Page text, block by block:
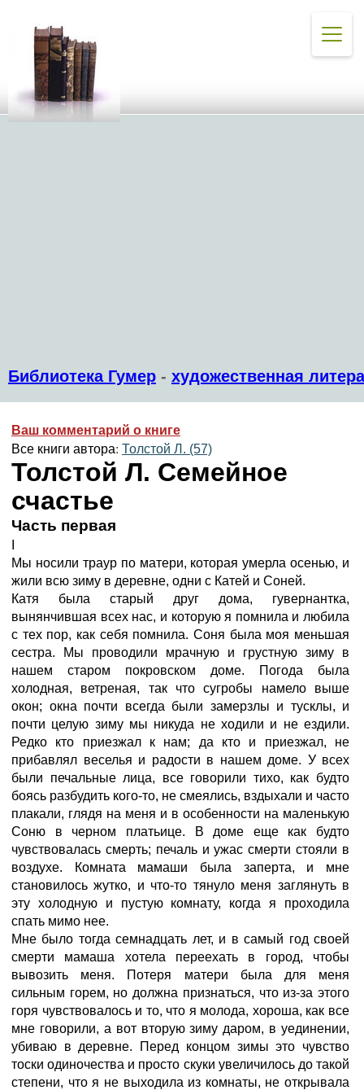
Библиотека Гумер - художественная
Ваш комментарий о книге
Все книги автора: Толстой Л. (57)
Толстой Л. Семейное
счастье
Часть первая
Мы носили траур по матери, которая умерла осенью, и
жили всю зиму в деревне, одни с Катей и Соней.
Катя была старый друг дома, гувернантка,
вынянчившая всех нас, и которую я помнила и любила
с тех пор, как себя помнила. Соня была моя меньшая
сестра. Мы проводили мрачную и грустную зиму в
нашем старом покровском доме. Погода была
холодная, ветреная, так что сугробы намело выше
окон; окна почти всегда были замерзлы и тусклы, и
почти целую зиму мы никуда не ходили и не ездили.
Редко кто приезжал к нам; да кто и приезжал, не
прибавлял веселья и радости в нашем доме. У всех
были печальные лица, все говорили тихо, как будто
боясь разбудить кого-то, не смеялись, вздыхали и часто
плакали, глядя на меня и в особенности на маленькую
Соню в черном платьице. В доме еще как будто
чувствовалась смерть; печаль и ужас смерти стояли в
воздухе. Комната мамаши была заперта, и мне
становилось жутко, и что-то тянуло меня заглянуть в
эту холодную и пустую комнату, когда я проходила
спать мимо нее.
Мне было тогда семнадцать лет, и в самый год своей
смерти мамаша хотела переехать в город, чтобы
вывозить меня. Потеря матери была для меня
сильным горем, но должна признаться, что из-за этого
горя чувствовалось и то, что я молода, хороша, как все
мне говорили, а вот вторую зиму даром, в уединении,
убиваю в деревне. Перед концом зимы это чувство
тоски одиночества и просто скуки увеличилось до такой
степени, что я не выходила из комнаты, не открывала